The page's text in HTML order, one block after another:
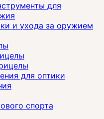
для
и ухода за оружием
для оптики
спорта